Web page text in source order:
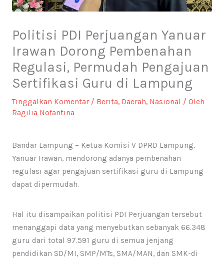
Politisi PDI Perjuangan Yanuar
Irawan Dorong Pembenahan
Regulasi, Permudah Pengajuan
Sertifikasi Guru di Lampung
Tinggalkan Komentar / Berita, Daerah, Nasional / Oleh
Ragilia Nofantina
Bandar Lampung – Ketua Komisi V DPRD Lampung,
Yanuar Irawan, mendorong adanya pembenahan
regulası agar pengajuan sertifikasi guru di Lampung
dapat dipermudah.
Hal itu disampaikan politisi PDI Perjuangan tersebut
menanggapi data yang menyebutkan sebanyak 66.348
guru dari total 97.591 guru di semua jenjang
pendidikan SD/MI, SMP/MTs, SMA/MAN, dan SMK-di